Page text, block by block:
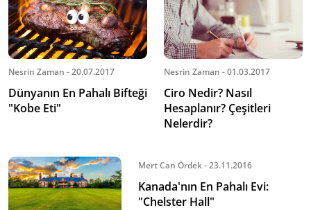
Nesrin Zaman - 20.07.2017
Dünyanın En Pahalı Bifteği
"Kobe Eti"
Nesrin Zaman - 01.03.2017
Ciro Nedir? Nasıl
Hesaplanır? Çeşitleri
Nelerdir?
Mert Can Ördek - 23.11.2016
Kanada'nın En Pahalı Evi:
"Chelster Hall"